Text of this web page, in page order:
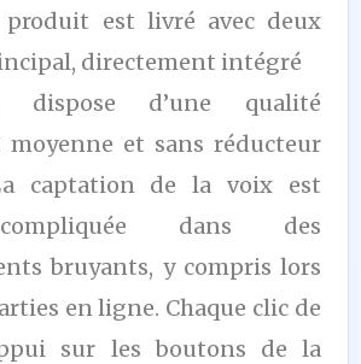
est livré avec deux
directement intégré
dispose d’une qualité
et sans réducteur
captation de la voix est
dans des
bruyants, y compris lors
en ligne. Chaque clic de
sur les boutons de la